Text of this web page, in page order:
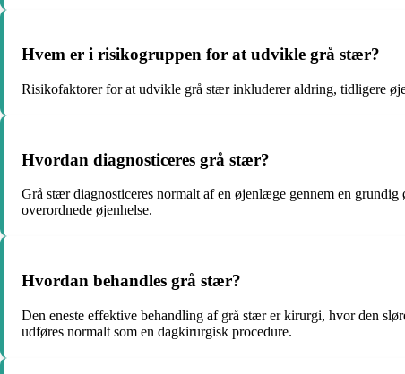
Hvem er i risikogruppen for at udvikle grå stær?
Risikofaktorer for at udvikle grå stær inkluderer aldring, tidligere
Hvordan diagnosticeres grå stær?
Grå stær diagnosticeres normalt af en øjenlæge gennem en grundig
overordnede øjenhelse.
Hvordan behandles grå stær?
Den eneste effektive behandling af grå stær er kirurgi, hvor den
udføres normalt som en dagkirurgisk procedure.